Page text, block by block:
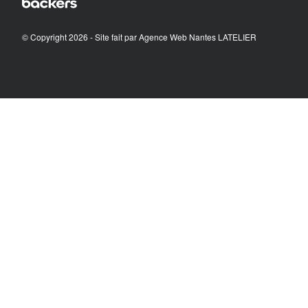
© Copyright 2026 - Site fait parAgence Web Nantes LATELIER